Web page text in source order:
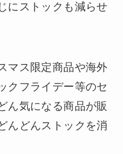
にストックも減らせ
マス限定商品や海外
クフライデー等のセ
ん気になる商品が販
んどんストックを消